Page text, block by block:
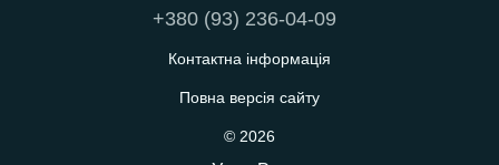
+380 (93) 236-04-09
Контактна інформація
Повна версія сайту
© 2026